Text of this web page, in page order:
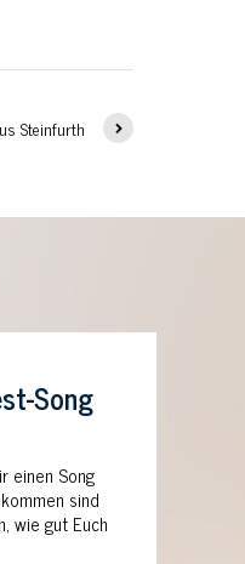
Steinfurth
Song
einen Song
sind
wie gut Euch